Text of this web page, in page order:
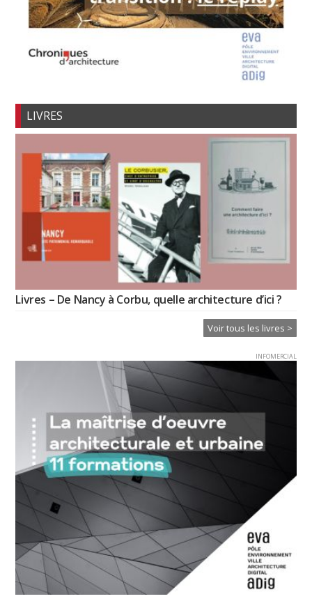
LIVRES
Livres – De Nancy à Corbu, quelle architecture d’ici ?
Voir tous les livres >
INFOMERCIAL